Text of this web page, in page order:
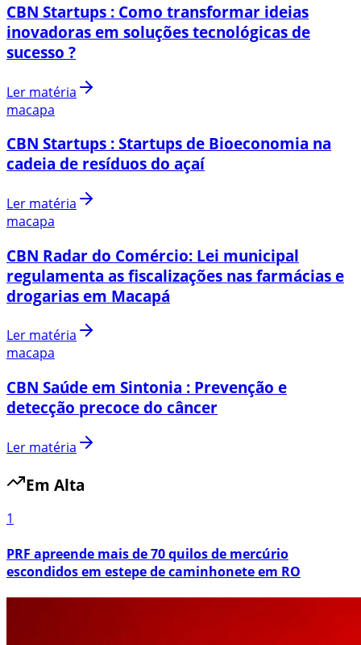
CBN Startups : Como transformar ideias
inovadoras em soluções tecnológicas de
sucesso ?
Ler matéria
macapa
CBN Startups : Startups de Bioeconomia na
cadeia de resíduos do açaí
Ler matéria
macapa
CBN Radar do Comércio: Lei municipal
regulamenta as fiscalizações nas farmácias e
drogarias em Macapá
Ler matéria
macapa
CBN Saúde em Sintonia : Prevenção e
detecção precoce do câncer
Ler matéria
Em Alta
1
PRF apreende mais de 70 quilos de mercúrio
escondidos em estepe de caminhonete em RO